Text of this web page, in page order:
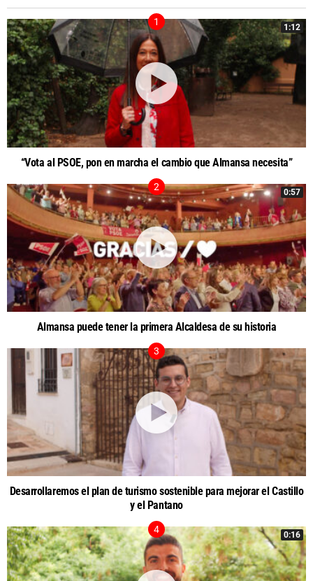
1:12
“Vota al PSOE, pon en marcha el cambio que Almansa necesita”
0:57
Almansa puede tener la primera Alcaldesa de su historia
Desarrollaremos el plan de turismo sostenible para mejorar el Castillo
y el Pantano
0:16